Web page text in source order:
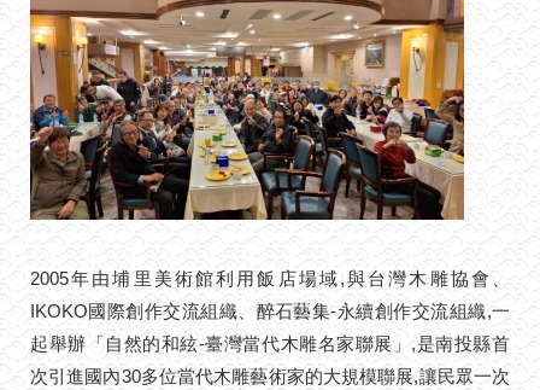
2005年由埔里美術館利用飯店場域,與台灣木雕協會、
IKOKO國際創作交流組織、醉石藝集-永續創作交流組織,一
起舉辦「自然的和絃-臺灣當代木雕名家聯展」,是南投縣首
次引進國內30多位當代木雕藝術家的大規模聯展,讓民眾一次